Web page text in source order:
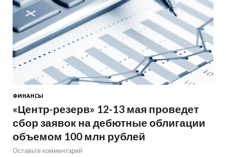
ФИНАНСЫ
«Центр-резерв» 12-13 мая проведет
сбор заявок на дебютные облигации
объемом 100 млн рублей
Оставьте комментарий